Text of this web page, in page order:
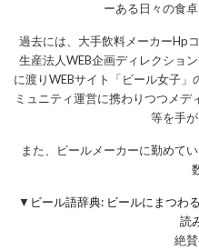
ーある日々の食
過去には、大手飲料メーカーHp
生産法人WEB企画ディレクショ
に渡りWEBサイト「ビール女子
ミュニティ運営に携わりつつメ
等を手が
また、ビールメーカーに勤めて
▼ ビール語辞典: ビールにまつわ
読
絶